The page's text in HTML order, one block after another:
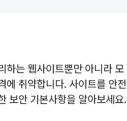
하는 웹사이트뿐만 아니라 모
에 취약합니다. 사이트를 안전
보안 기본사항을 알아보세요.